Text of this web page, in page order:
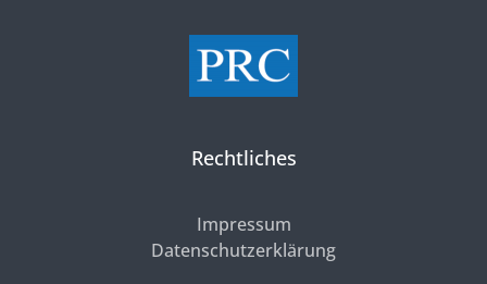
Rechtliches
Impressum
Datenschutzerklärung